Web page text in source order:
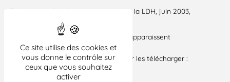
Ce site utilise des cookies et
vous donne le contrôle sur
ceux que vous souhaitez
activer
Résolution adoptée par le congrès de la LDH, juin 2003,
TÉLÉCHARGER LA RÉSOLUTION
Si certains liens vers des documents apparaissent
brisés dans cet
article, veuillez cliquer ci-dessous pour les télécharger :
RÉSO 2003 CONFLIT AU PO ET FRANCE